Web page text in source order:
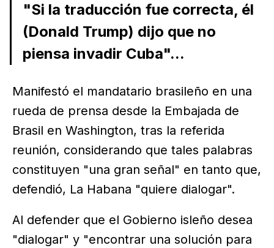
"Si la traducción fue correcta, él
(Donald Trump) dijo que no
piensa invadir Cuba"...
Manifestó el mandatario brasileño en una
rueda de prensa desde la Embajada de
Brasil en Washington, tras la referida
reunión, considerando que tales palabras
constituyen "una gran señal" en tanto que,
defendió, La Habana "quiere dialogar".
Al defender que el Gobierno isleño desea
"dialogar" y "encontrar una solución para